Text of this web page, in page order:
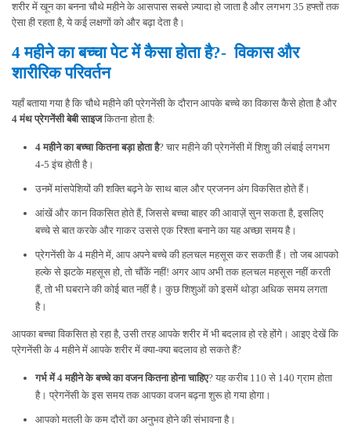
शरीर में खून का बनना चौथे महीने के आसपास सबसे ज़्यादा हो जाता है और लगभग 35 हफ्तों तक
ऐसा ही रहता है, ये कई लक्षणों को और बढ़ा देता है।
4 महीने का बच्चा पेट में कैसा होता है?- विकास और
शारीरिक परिवर्तन
यहाँ बताया गया है कि चौथे महीने की प्रेगनेंसी के दौरान आपके बच्चे का विकास कैसे होता है और
4 मंथ प्रेगनेंसी बेबी साइजकितना होता है:
4 महीने का बच्चा कितना बड़ा होता है? चार महीने की प्रेगनेंसी में शिशु की लंबाई लगभग
4-5 इंच होती है।
उनमें मांसपेशियों की शक्ति बढ़ने के साथ बाल और प्रजनन अंग विकसित होते हैं।
आंखें और कान विकसित होते हैं, जिससे बच्चा बाहर की आवाज़ें सुन सकता है, इसलिए
बच्चे से बात करके और गाकर उससे एक रिश्ता बनाने का यह अच्छा समय है।
प्रेगनेंसी के 4 महीने में, आप अपने बच्चे की हलचल महसूस कर सकती हैं। तो जब आपको
हल्के से झटके महसूस हो, तो चौंकें नहीं! अगर आप अभी तक हलचल महसूस नहीं करती
हैं, तो भी घबराने की कोई बात नहीं है। कुछ शिशुओं को इसमें थोड़ा अधिक समय लगता
है।
आपका बच्चा विकसित हो रहा है, उसी तरह आपके शरीर में भी बदलाव हो रहे होंगे। आइए देखें कि
प्रेगनेंसी के 4 महीने में आपके शरीर में क्या-क्या बदलाव हो सकते हैं?
गर्भ में 4 महीने के बच्चे का वजन कितना होना चाहिए? यह करीब 110 से 140 ग्राम होता
है। प्रेगनेंसी के इस समय तक आपका वजन बढ़ना शुरू हो गया होगा।
आपको मतली के कम दौरों का अनुभव होने की संभावना है।